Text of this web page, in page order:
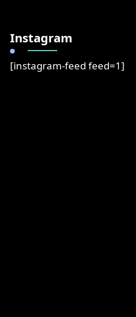
Instagram
[instagram-feed feed=1]